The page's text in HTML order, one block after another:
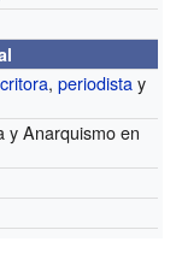
,periodistay
y Anarquismo en